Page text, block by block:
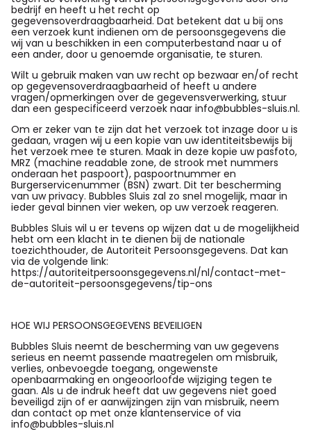
bedrijf en heeft u het recht op
gegevensoverdraagbaarheid. Dat betekent dat u bij ons
een verzoek kunt indienen om de persoonsgegevens die
wij van u beschikken in een computerbestand naar u of
een ander, door u genoemde organisatie, te sturen.
Wilt u gebruik maken van uw recht op bezwaar en/of recht
op gegevensoverdraagbaarheid of heeft u andere
vragen/opmerkingen over de gegevensverwerking, stuur
dan een gespecificeerd verzoek naar info@bubbles-sluis.nl.
Om er zeker van te zijn dat het verzoek tot inzage door u is
gedaan, vragen wij u een kopie van uw identiteitsbewijs bij
het verzoek mee te sturen. Maak in deze kopie uw pasfoto,
MRZ (machine readable zone, de strook met nummers
onderaan het paspoort), paspoortnummer en
Burgerservicenummer (BSN) zwart. Dit ter bescherming
van uw privacy. Bubbles Sluis zal zo snel mogelijk, maar in
ieder geval binnen vier weken, op uw verzoek reageren.
Bubbles Sluis wil u er tevens op wijzen dat u de mogelijkheid
hebt om een klacht in te dienen bij de nationale
toezichthouder, de Autoriteit Persoonsgegevens. Dat kan
via de volgende link:
https://autoriteitpersoonsgegevens.nl/nl/contact-met-
de-autoriteit-persoonsgegevens/tip-ons
HOE WIJ PERSOONSGEGEVENS BEVEILIGEN
Bubbles Sluis neemt de bescherming van uw gegevens
serieus en neemt passende maatregelen om misbruik,
verlies, onbevoegde toegang, ongewenste
openbaarmaking en ongeoorloofde wijziging tegen te
gaan. Als u de indruk heeft dat uw gegevens niet goed
beveiligd zijn of er aanwijzingen zijn van misbruik, neem
dan contact op met onze klantenservice of via
info@bubbles-sluis.nl